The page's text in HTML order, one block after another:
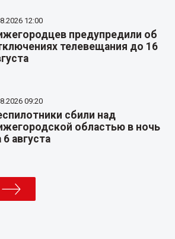
12:00
предупредили об
телевещания до 16
09:20
сбили над
областью в ночь
6 августа